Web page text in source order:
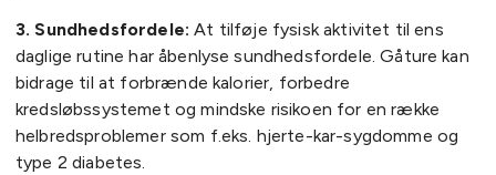
3. Sundhedsfordele: At tilføje fysisk aktivitet til ens
daglige rutine har åbenlyse sundhedsfordele. Gåture kan
bidrage til at forbrænde kalorier, forbedre
kredsløbssystemet og mindske risikoen for en række
helbredsproblemer som f.eks. hjerte-kar-sygdomme og
type 2 diabetes.